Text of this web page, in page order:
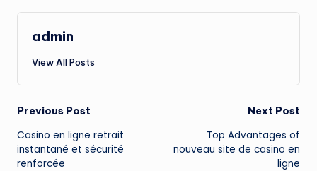
admin
View All Posts
Post
navigation
Previous Post
Casino en ligne retrait
instantané et sécurité
renforcée
Next Post
Top Advantages of
nouveau site de casino en
ligne